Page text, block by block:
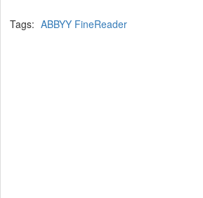
Tags: ABBYY FineReader